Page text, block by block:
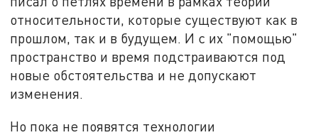
относительности, которые существуют как в
прошлом, так и в будущем. И с их "помощью"
пространство и время подстраиваются под
новые обстоятельства и не допускают
изменения.
Но пока не появятся технологии